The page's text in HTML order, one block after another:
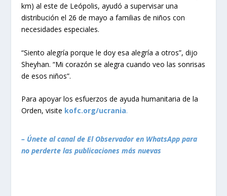
km) al este de Leópolis, ayudó a supervisar una
distribución el 26 de mayo a familias de niños con
necesidades especiales.
“Siento alegría porque le doy esa alegría a otros”, dijo
Sheyhan. “Mi corazón se alegra cuando veo las sonrisas
de esos niños”.
Para apoyar los esfuerzos de ayuda humanitaria de la
Orden, visite kofc.org/ucrania.
– Únete al canal de El Observador en WhatsApp para
no perderte las publicaciones más nuevas